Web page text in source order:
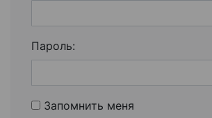
Пароль:
Запомнить меня